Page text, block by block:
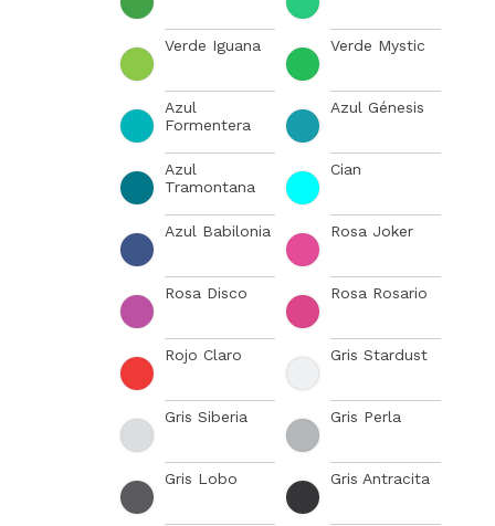
Verde Iguana Verde Mystic
Azul
Formentera
Azul Génesis
Azul
Tramontana
Cian
Azul Babilonia Rosa Joker
Rosa Disco Rosa Rosario
Rojo Claro Gris Stardust
Gris Siberia Gris Perla
Gris Lobo Gris Antracita